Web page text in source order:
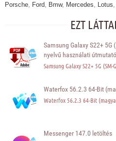
Porsche
Ford Bmw, Mercedes Lotus
EZT
Samsung Galaxy S22+ 5G
nyelvű használati útmutató
Samsung Galaxy S22+ 5G
Waterfox 56.2.3 64-Bit
Waterfox 56.2.3 64-Bit
Messenger 147.0 letöltés